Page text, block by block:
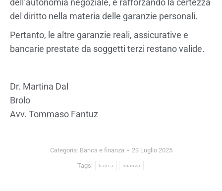
dell’autonomia negoziale, e rafforzando la certezza
del diritto nella materia delle garanzie personali.
Pertanto, le altre garanzie reali, assicurative e
bancarie prestate da soggetti terzi restano valide.
Dr. Martina Dal
Brolo
Avv. Tommaso Fantuz
Categoria: Banca e finanza 23 Luglio 2025
Tags: banca finanza